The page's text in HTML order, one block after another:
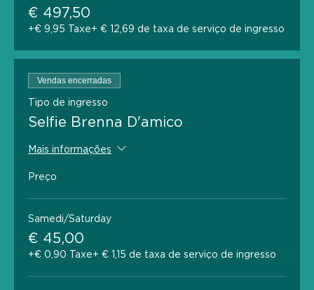
€ 497,50
+€ 9,95 Taxe+ € 12,69 de taxa de serviço de ingresso
Vendas encerradas
Tipo de ingresso
Selfie Brenna D'amico
Mais informações
Preço
Samedi/Saturday
€ 45,00
+€ 0,90 Taxe+ € 1,15 de taxa de serviço de ingresso